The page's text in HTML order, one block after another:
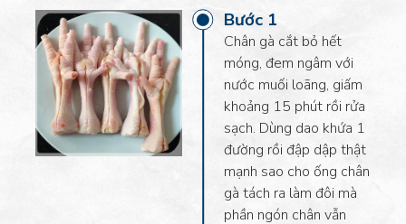
50gr
Dưa leo
2 trái
Bước 1
Chân gà cắt bỏ hết
móng, đem ngâm với
nước muối loãng, giấm
khoảng 15 phút rồi rửa
sạch. Dùng dao khứa 1
đường rồi đập dập thật
mạnh sao cho ống chân
gà tách ra làm đôi mà
phần ngón chân vẫn